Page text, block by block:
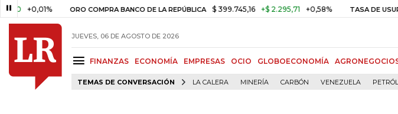
+0,01% ORO COMPRA BANCO DE LA REPÚBLICA $ 399.745,16 +$ 2.295,71 +0,58% TASA DE USURA
JUEVES, 06 DE AGOSTO DE 2026
FINANZAS ECONOMÍA EMPRESAS OCIO GLOBOECONOMÍA
TEMAS DE CONVERSACIÓN LA CALERA MINERÍA CARBÓN VENEZUELA